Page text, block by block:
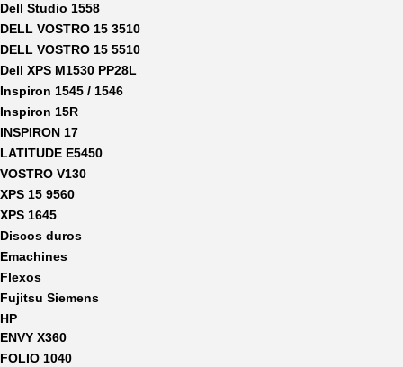
Dell Studio 1558
DELL VOSTRO 15 3510
DELL VOSTRO 15 5510
Dell XPS M1530 PP28L
Inspiron 1545 / 1546
Inspiron 15R
INSPIRON 17
LATITUDE E5450
VOSTRO V130
XPS 15 9560
XPS 1645
Discos duros
Emachines
Flexos
Fujitsu Siemens
HP
ENVY X360
FOLIO 1040